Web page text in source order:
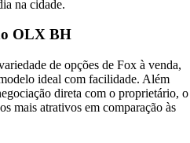
na cidade.
OLX BH
de opções de Fox à venda,
ideal com facilidade. Além
direta com o proprietário, o
mais atrativos em comparação às